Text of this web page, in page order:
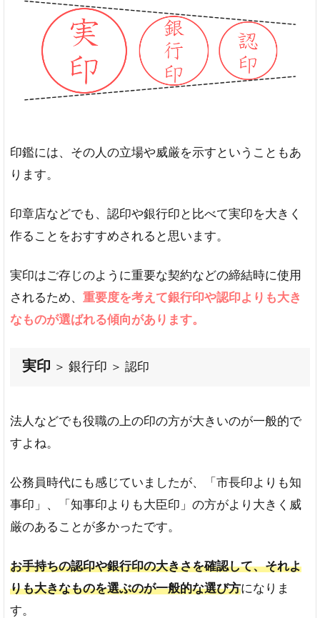
大
が
数
文
字
い
場
は
め
ぶ
ご
と
の
適
彫
刻
印鑑には、その人の立場や威厳を示すということもあ
ります。
印章店などでも、認印や銀行印と比べて実印を大きく
作ることをおすすめされると思います。
実印はご存じのように重要な契約などの締結時に使用
されるため、 重要度を考えて銀行印や認印よりも大き
なものが選ばれる傾向があります。
実印 ＞ 銀行印 ＞ 認印
法人などでも役職の上の印の方が大きいのが一般的で
すよね。
公務員時代にも感じていましたが、「市長印よりも知
事印」、「知事印よりも大臣印」の方がより大きく威
厳のあることが多かったです。
お手持ちの認印や銀行印の大きさを確認して、それよ
りも大きなものを選ぶのが一般的な選び方になりま
す。